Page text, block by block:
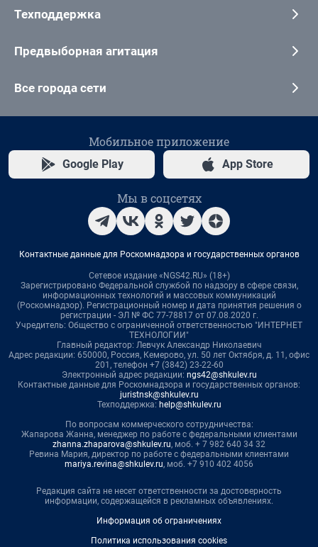
Техподдержка
Предвыборная агитация
Все города сети
Мобильное приложение
Google Play App Store
Мы в соцсетях
Контактные данные для Роскомнадзора и государственных органов
Сетевое издание «NGS42.RU» (18+)
Зарегистрировано Федеральной службой по надзору в сфере связи,
информационных технологий и массовых коммуникаций
(Роскомнадзор). Регистрационный номер и дата принятия решения о
регистрации - ЭЛ № ФС 77-78817 от 07.08.2020 г.
Учредитель: Общество с ограниченной ответственностью "ИНТЕРНЕТ
ТЕХНОЛОГИИ"
Главный редактор: Левчук Александр Николаевич
Адрес редакции: 650000, Россия, Кемерово, ул. 50 лет Октября, д. 11, офис
201, телефон +7 (3842) 23-22-60
Электронный адрес редакции: ngs42@shkulev.ru
Контактные данные для Роскомнадзора и государственных органов:
juristnsk@shkulev.ru
Техподдержка: help@shkulev.ru
По вопросам коммерческого сотрудничества:
Жапарова Жанна, менеджер по работе с федеральными клиентами
zhanna.zhaparova@shkulev.ru, моб. + 7 982 640 34 32
Ревина Мария, директор по работе с федеральными клиентами
mariya.revina@shkulev.ru, моб. +7 910 402 4056
Редакция сайта не несет ответственности за достоверность
информации, содержащейся в рекламных объявлениях.
Информация об ограничениях
Политика использования cookies